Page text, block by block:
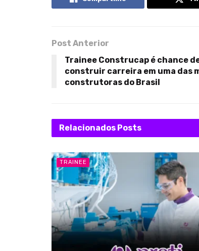
Post Anterior
Trainee Construcap é chance
construir carreira em uma das
construtoras do Brasil
Relacionados Posts
TRAINEE